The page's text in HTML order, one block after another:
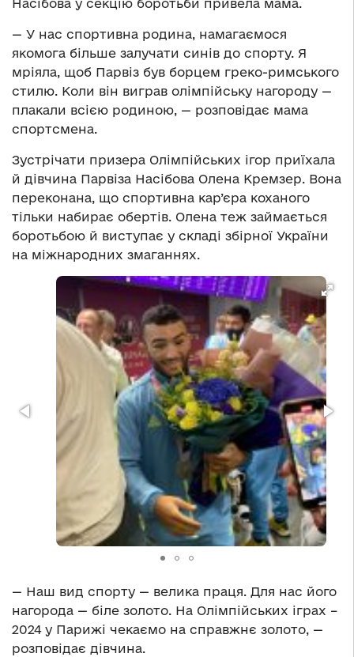
Насібова у секцію боротьби привела мама.
— У нас спортивна родина, намагаємося
якомога більше залучати синів до спорту. Я
мріяла, щоб Парвіз був борцем греко-римського
стилю. Коли він виграв олімпійську нагороду —
плакали всією родиною, — розповідає мама
спортсмена.
Зустрічати призера Олімпійських ігор приїхала
й дівчина Парвіза Насібова Олена Кремзер. Вона
переконана, що спортивна кар’єра коханого
тільки набирає обертів. Олена теж займається
боротьбою й виступає у складі збірної України
на міжнародних змаганнях.
— Наш вид спорту — велика праця. Для нас його
нагорода — біле золото. На Олімпійських іграх –
2024 у Парижі чекаємо на справжнє золото, —
розповідає дівчина.